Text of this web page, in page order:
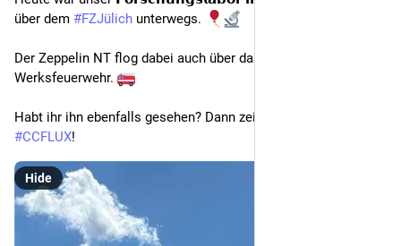
über dem #FZJülich unterwegs.
Der Zeppelin NT flog dabei auch über das Gebäude unserer
Werksfeuerwehr.
Habt ihr ihn ebenfalls gesehen? Dann zeigt uns euer
#CCFLUX!
Hide